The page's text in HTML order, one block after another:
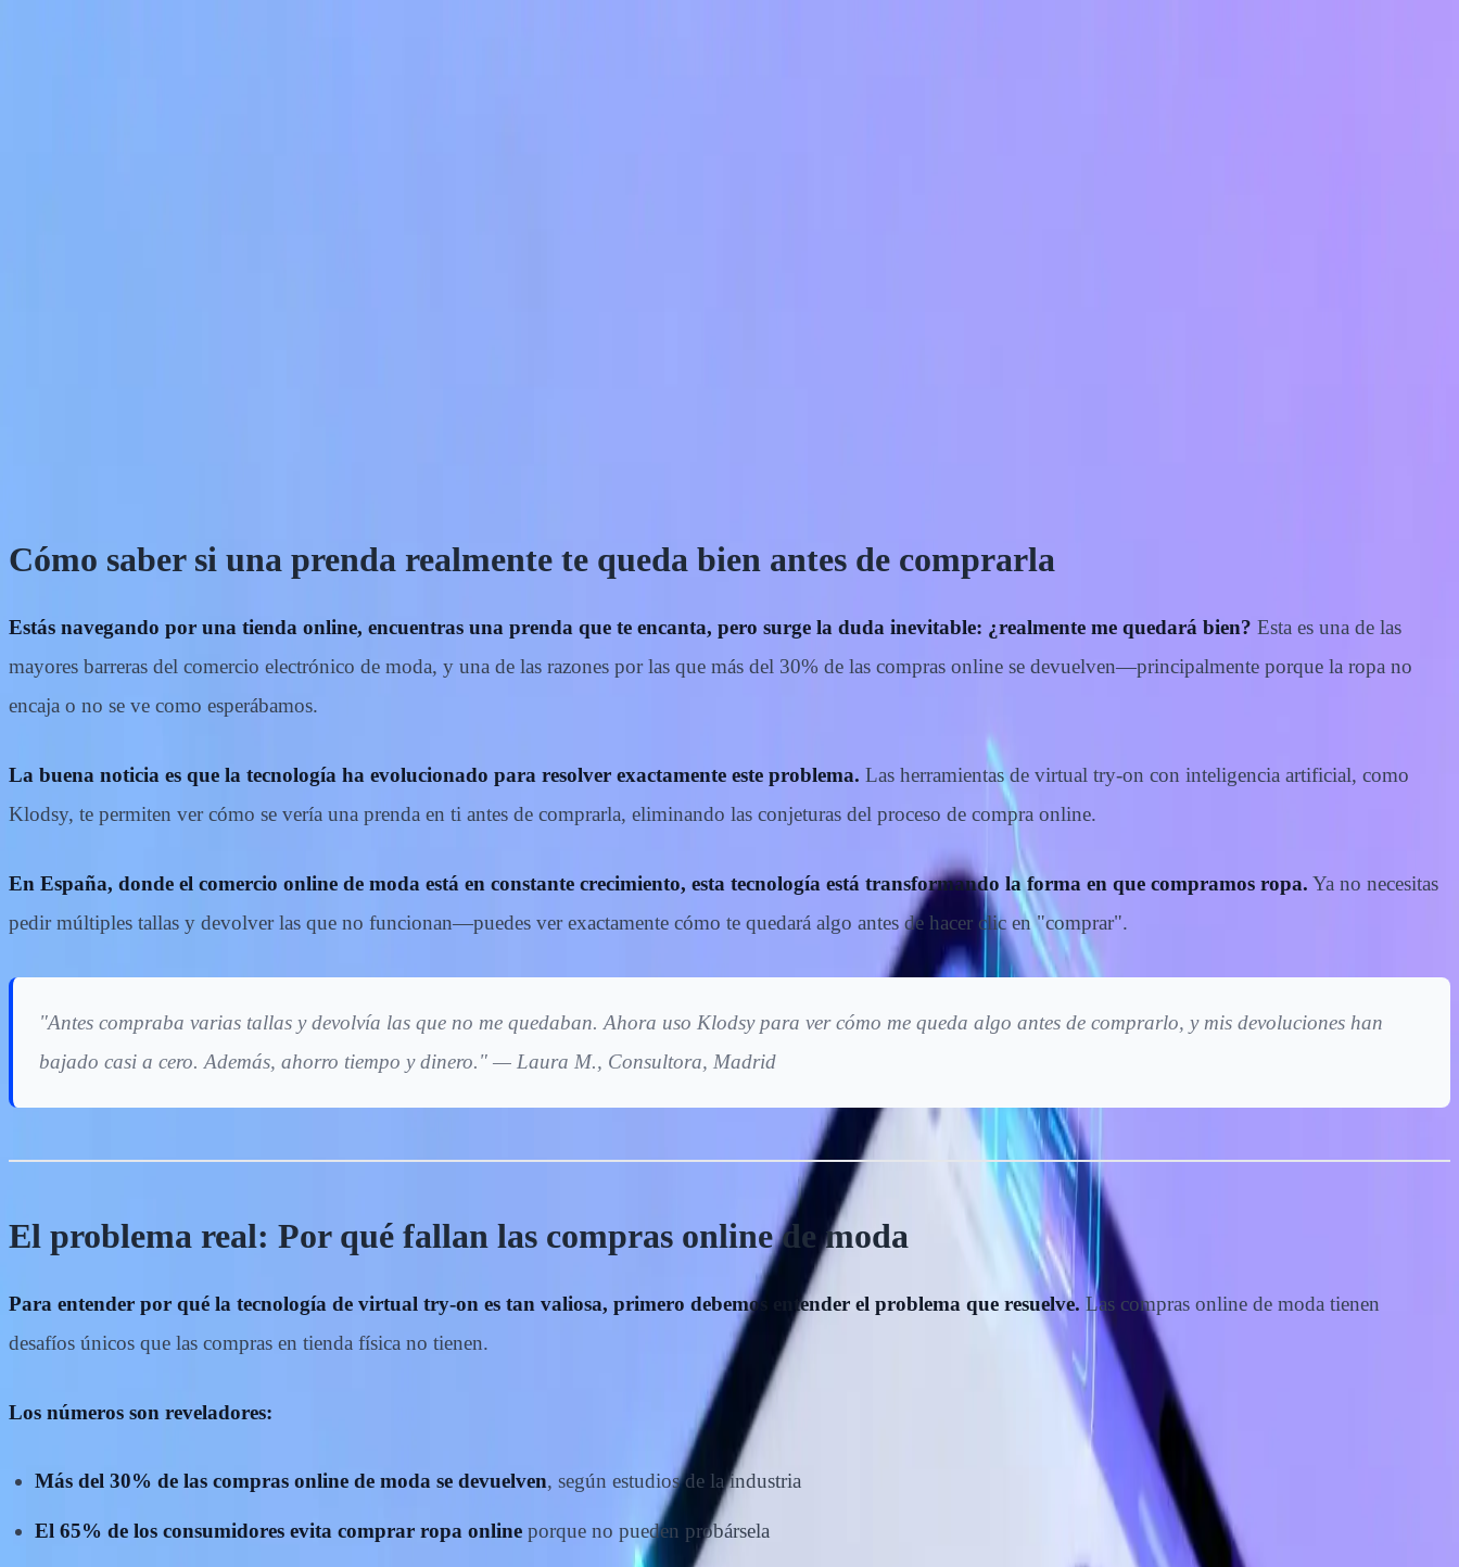
Cómo saber si una prenda realmente te queda bien antes de comprarla
Estás navegando por una tienda online, encuentras una prenda que te encanta, pero surge la duda inevitable: ¿realmente me quedará bien? Esta es una de las
mayores barreras del comercio electrónico de moda, y una de las razones por las que más del 30% de las compras online se devuelven—principalmente porque la ropa no
encaja o no se ve como esperábamos.
La buena noticia es que la tecnología ha evolucionado para resolver exactamente este problema. Las herramientas de virtual try-on con inteligencia artificial, como
Klodsy, te permiten ver cómo se vería una prenda en ti antes de comprarla, eliminando las conjeturas del proceso de compra online.
En España, donde el comercio online de moda está en constante crecimiento, esta tecnología está transformando la forma en que compramos ropa. Ya no necesitas
pedir múltiples tallas y devolver las que no funcionan—puedes ver exactamente cómo te quedará algo antes de hacer clic en "comprar".
"Antes compraba varias tallas y devolvía las que no me quedaban. Ahora uso Klodsy para ver cómo me queda algo antes de comprarlo, y mis devoluciones han
bajado casi a cero. Además, ahorro tiempo y dinero." — Laura M., Consultora, Madrid
El problema real: Por qué fallan las compras online de moda
Para entender por qué la tecnología de virtual try-on es tan valiosa, primero debemos entender el problema que resuelve. Las compras online de moda tienen
desafíos únicos que las compras en tienda física no tienen.
Los números son reveladores:
Más del 30% de las compras online de moda se devuelven, según estudios de la industria
El 65% de los consumidores evita comprar ropa online porque no pueden probársela